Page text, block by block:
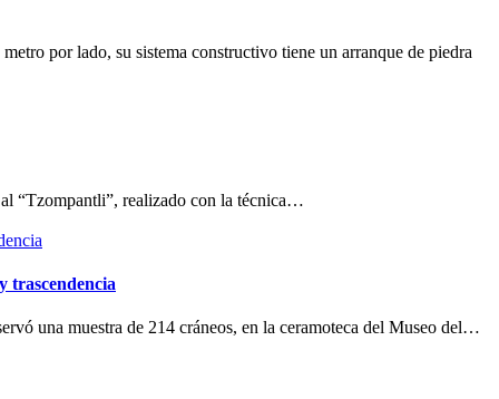
por lado, su sistema constructivo tiene un arranque de piedra
“Tzompantli”, realizado con la técnica…
trascendencia
una muestra de 214 cráneos, en la ceramoteca del Museo del…